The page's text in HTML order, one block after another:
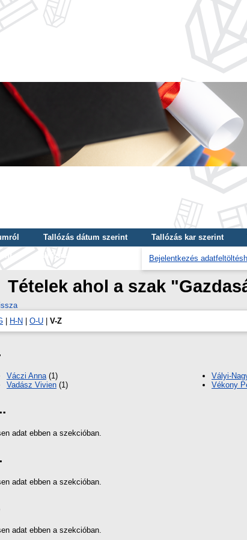
Tallózás dátum szerint Tallózás kar szerint
Tallózás kulcsszó szerint Bejelentkezés
Tételek ahol a szak
H-N O-U V-Z
Váczi Anna(1)
Vadász Vivien (1)
Vályi-
Vékony
adat ebben a szekcióban.
adat ebben a szekcióban.
adat ebben a szekcióban.